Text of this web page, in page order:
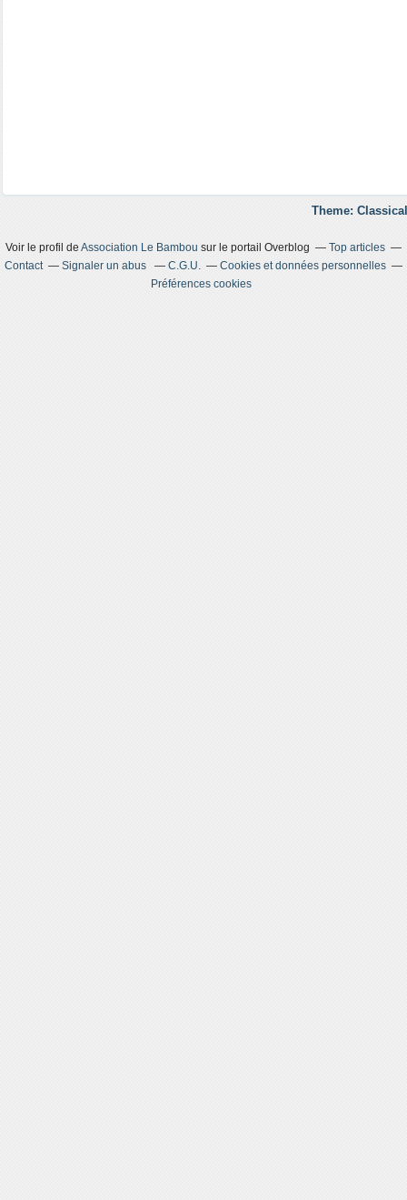
Theme:
Voir le profil de Association Le Bambou sur le portail Overblog
Top articles
Contact
Signaler un abus C.G.U.
Cookies et données personnelles
Préférences cookies